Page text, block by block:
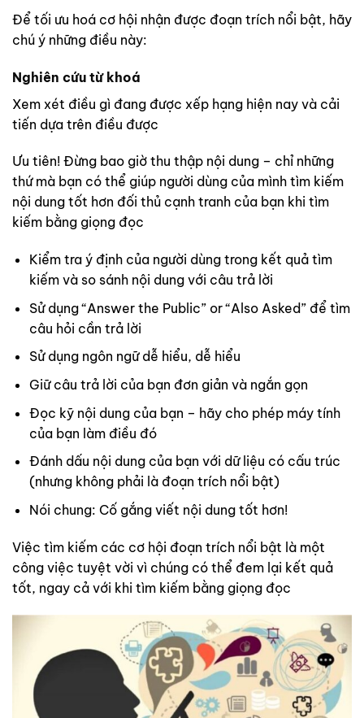
Để tối ưu hoá cơ hội nhận được đoạn trích nổi bật, hãy
chú ý những điều này:
Nghiên cứu từ khoá
Xem xét điều gì đang được xếp hạng hiện nay và cải
tiến dựa trên điều được
Ưu tiên! Đừng bao giờ thu thập nội dung – chỉ những
thứ mà bạn có thể giúp người dùng của mình tìm kiếm
nội dung tốt hơn đối thủ cạnh tranh của bạn khi tìm
kiếm bằng giọng đọc
Kiểm tra ý định của người dùng trong kết quả tìm
kiếm và so sánh nội dung với câu trả lời
Sử dụng “Answer the Public” or “Also Asked” để tìm
câu hỏi cần trả lời
Sử dụng ngôn ngữ dễ hiểu, dễ hiểu
Giữ câu trả lời của bạn đơn giản và ngắn gọn
Đọc kỹ nội dung của bạn – hãy cho phép máy tính
của bạn làm điều đó
Đánh dấu nội dung của bạn với dữ liệu có cấu trúc
(nhưng không phải là đoạn trích nổi bật)
Nói chung: Cố gắng viết nội dung tốt hơn!
Việc tìm kiếm các cơ hội đoạn trích nổi bật là một
công việc tuyệt vời vì chúng có thể đem lại kết quả
tốt, ngay cả với khi tìm kiếm bằng giọng đọc